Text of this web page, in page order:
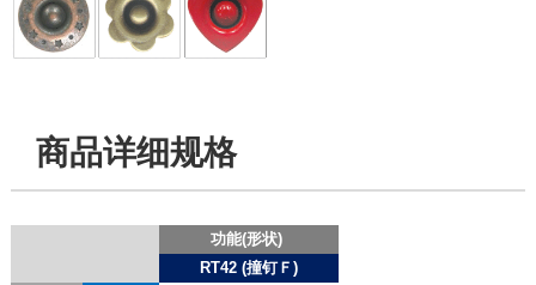
商品详细规格
功能(形状)
RT42 (撞钉Ｆ)